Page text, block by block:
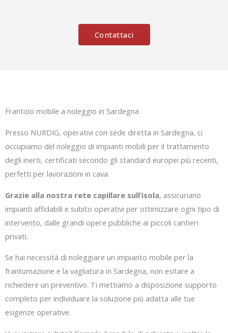
Contattaci
Frantoio mobile a noleggio in Sardegna
Presso NURDIG, operativi con sede diretta in Sardegna, ci
occupiamo del noleggio di impianti mobili per il trattamento
degli inerti, certificati secondo gli standard europei più recenti,
perfetti per lavorazioni in cava.
Grazie alla nostra rete capillare sull’isola, assicuriano
impianti affidabili e subito operativi per ottimizzare ogni tipo di
intervento, dalle grandi opere pubbliche ai piccoli cantieri
privati.
Se hai necessità di noleggiare un impianto mobile per la
frantumazione e la vagliatura in Sardegna, non esitare a
richiedere un preventivo. Ti mettiamo a disposizione supporto
completo per individuare la soluzione più adatta alle tue
esigenze operative.